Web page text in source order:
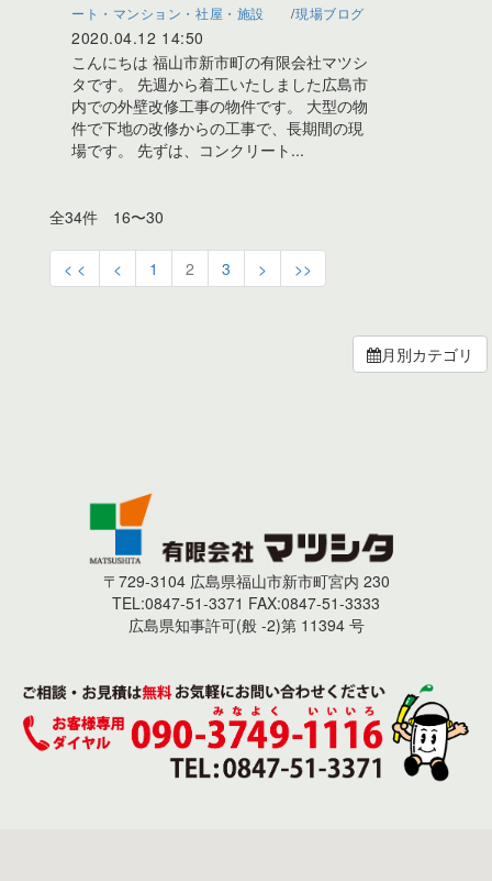
ート・マンション・社屋・施設
現場ブログ
2020.04.12 14:50
こんにちは 福山市新市町の有限会社マツシ
タです。 先週から着工いたしました広島市
内での外壁改修工事の物件です。 大型の物
件で下地の改修からの工事で、長期間の現
場です。 先ずは、コンクリート...
全34件 16〜30
< < < 1 2 3 > >>
月別カテゴリ
〒729-3104 広島県福山市新市町宮内 230
TEL:0847-51-3371 FAX:0847-51-3333
広島県知事許可(般 -2)第 11394 号